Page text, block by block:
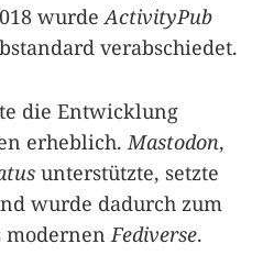
wurde ActivityPub
verabschiedet.
die Entwicklung
erheblich. Mastodon,
unterstützte, setzte
wurde dadurch zum
Fediverse.